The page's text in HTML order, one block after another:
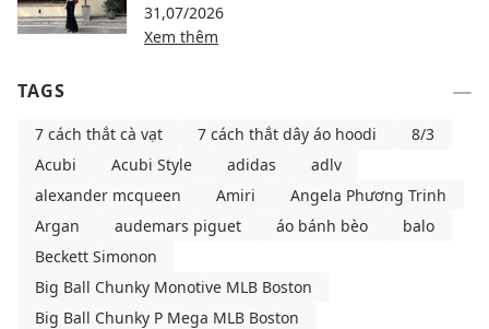
31,07/2026
Xem thêm
TAGS
7 cách thắt cà vạt 7 cách thắt dây áo hoodi
8/3
Acubi
Acubi Style adidas
adlv
alexander mcqueen
Amiri
Angela Phương Trinh
Argan
audemars piguet áo bánh bèo
balo
Beckett Simonon
Big Ball Chunky Monotive MLB Boston
Big Ball Chunky P Mega MLB Boston